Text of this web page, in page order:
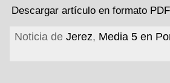
Descargar artículo en formato PDF
Noticia de Jerez, Media 5 en